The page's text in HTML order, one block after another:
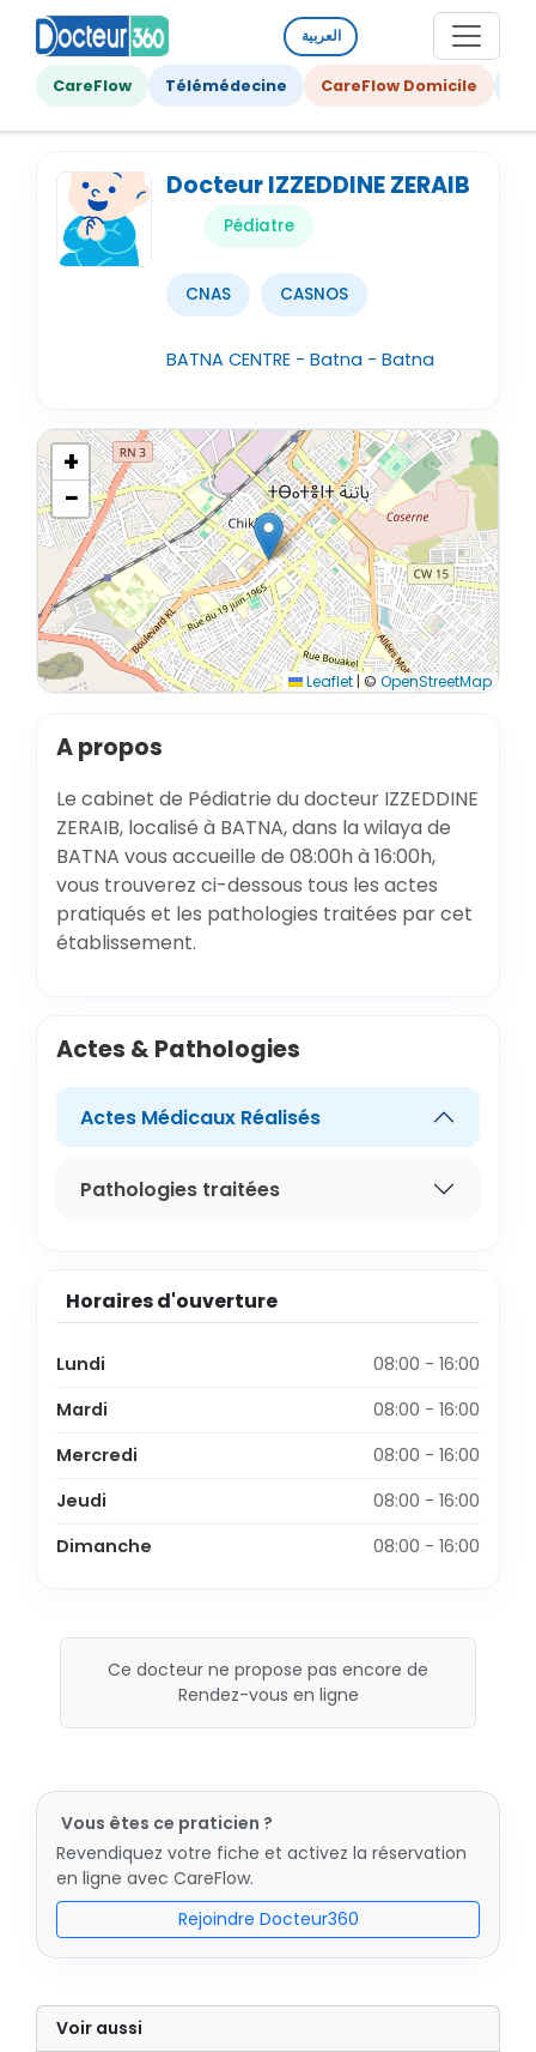
العربية
CareFlow Télémédecine CareFlow Domicile
Docteur IZZEDDINE ZERAIB
Pédiatre
CNAS CASNOS
BATNA CENTRE - Batna - Batna
+
−
Leaflet |© OpenStreetMap
A propos
Le cabinet de Pédiatrie du docteur IZZEDDINE
ZERAIB, localisé à BATNA, dans la wilaya de
BATNA vous accueille de 08:00h à 16:00h,
vous trouverez ci-dessous tous les actes
pratiqués et les pathologies traitées par cet
établissement.
Actes & Pathologies
Actes Médicaux Réalisés
Pathologies traitées
Horaires d'ouverture
Lundi
08:00 - 16:00
Mardi
08:00 - 16:00
Mercredi
08:00 - 16:00
Jeudi
08:00 - 16:00
Dimanche
08:00 - 16:00
Ce docteur ne propose pas encore de
Rendez-vous en ligne
Vous êtes ce praticien ?
Revendiquez votre fiche et activez la réservation
en ligne avec CareFlow.
Rejoindre Docteur360
Voir aussi